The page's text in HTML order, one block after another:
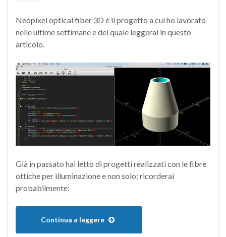
Neopixel optical fiber 3D è il progetto a cui ho lavorato
nelle ultime settimane e del quale leggerai in questo
articolo.
Già in passato hai letto di progetti realizzati con le fibre
ottiche per illuminazione e non solo; ricorderai
probabilmente:
Continua a leggere